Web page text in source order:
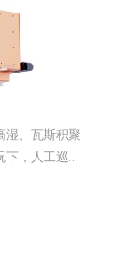
湿、瓦斯积聚
，人工巡检
仅会对生产